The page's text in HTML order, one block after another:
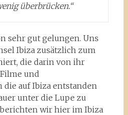
überbrücken.“
sehr gut gelungen. Uns
Ibiza zusätzlich zum
die darin von ihr
und
auf Ibiza entstanden
unter die Lupe zu
wir hier im Ibiza